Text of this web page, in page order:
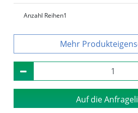
Anzahl Reihen1
Auf die